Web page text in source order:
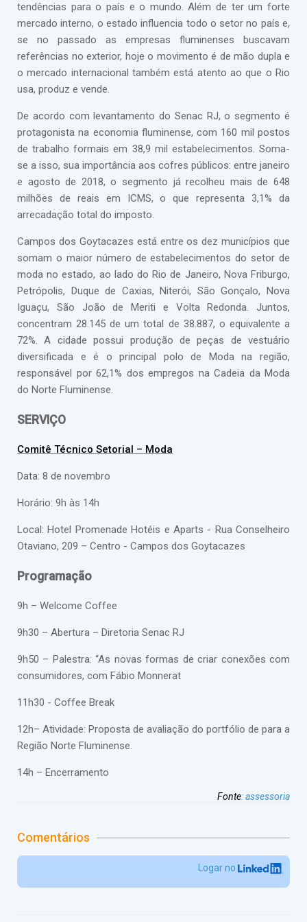
tendências para o país e o mundo. Além de ter um forte
mercado interno, o estado influencia todo o setor no país e,
se no passado as empresas fluminenses buscavam
referências no exterior, hoje o movimento é de mão dupla e
o mercado internacional também está atento ao que o Rio
usa, produz e vende.
De acordo com levantamento do Senac RJ, o segmento é
protagonista na economia fluminense, com 160 mil postos
de trabalho formais em 38,9 mil estabelecimentos. Soma-
se a isso, sua importância aos cofres públicos: entre janeiro
e agosto de 2018, o segmento já recolheu mais de 648
milhões de reais em ICMS, o que representa 3,1% da
arrecadação total do imposto.
Campos dos Goytacazes está entre os dez municípios que
somam o maior número de estabelecimentos do setor de
moda no estado, ao lado do Rio de Janeiro, Nova Friburgo,
Petrópolis, Duque de Caxias, Niterói, São Gonçalo, Nova
Iguaçu, São João de Meriti e Volta Redonda. Juntos,
concentram 28.145 de um total de 38.887, o equivalente a
72%. A cidade possui produção de peças de vestuário
diversificada e é o principal polo de Moda na região,
responsável por 62,1% dos empregos na Cadeia da Moda
do Norte Fluminense.
SERVIÇO
Comitê Técnico Setorial – Moda
Data: 8 de novembro
Horário: 9h às 14h
Local: Hotel Promenade Hotéis e Aparts - Rua Conselheiro
Otaviano, 209 – Centro - Campos dos Goytacazes
Programação
9h – Welcome Coffee
9h30 – Abertura – Diretoria Senac RJ
9h50 – Palestra: “As novas formas de criar conexões com
consumidores, com Fábio Monnerat
11h30 - Coffee Break
12h– Atividade: Proposta de avaliação do portfólio de para a
Região Norte Fluminense.
14h – Encerramento
Fonte:assessoria
Comentários
Logar no